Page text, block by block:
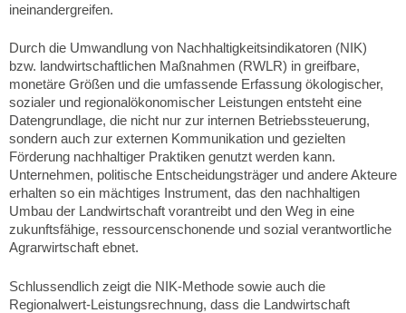
ineinandergreifen.
Durch die Umwandlung von Nachhaltigkeitsindikatoren (NIK)
bzw. landwirtschaftlichen Maßnahmen (RWLR) in greifbare,
monetäre Größen und die umfassende Erfassung ökologischer,
sozialer und regionalökonomischer Leistungen entsteht eine
Datengrundlage, die nicht nur zur internen Betriebssteuerung,
sondern auch zur externen Kommunikation und gezielten
Förderung nachhaltiger Praktiken genutzt werden kann.
Unternehmen, politische Entscheidungsträger und andere Akteure
erhalten so ein mächtiges Instrument, das den nachhaltigen
Umbau der Landwirtschaft vorantreibt und den Weg in eine
zukunftsfähige, ressourcenschonende und sozial verantwortliche
Agrarwirtschaft ebnet.
Schlussendlich zeigt die NIK-Methode sowie auch die
Regionalwert-Leistungsrechnung, dass die Landwirtschaft